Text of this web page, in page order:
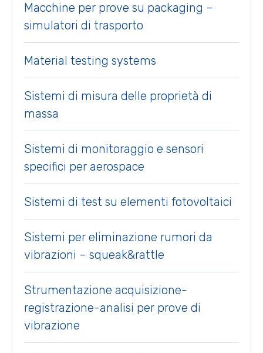
Macchine per prove su packaging –
simulatori di trasporto
Material testing systems
Sistemi di misura delle proprietà di
massa
Sistemi di monitoraggio e sensori
specifici per aerospace
Sistemi di test su elementi fotovoltaici
Sistemi per eliminazione rumori da
vibrazioni – squeak&rattle
Strumentazione acquisizione-
registrazione-analisi per prove di
vibrazione